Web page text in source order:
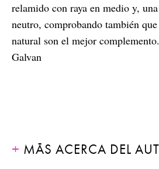
relamido con raya en medio y,
neutro, comprobando también
natural son el mejor
Galvan
MÁS ACERCA DEL